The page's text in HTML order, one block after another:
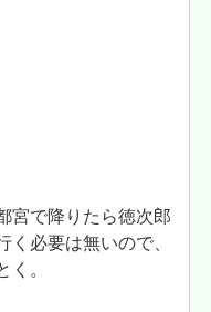
宮で降りたら徳次郎
必要は無いので、
く。